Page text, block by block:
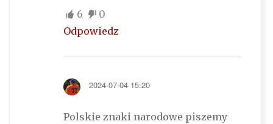
6
0
Odpowiedz
2024-07-04 15:20
Polskie znaki narodowe piszemy